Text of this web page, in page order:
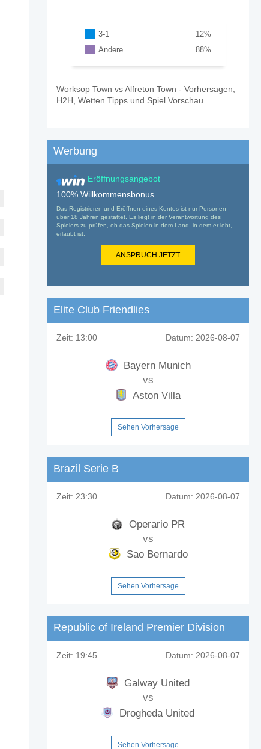
3-1 %
12
Andere
%
88
Worksop Town vs Alfreton Town - Vorhersagen,
H2H, Wetten Tipps und Spiel Vorschau
Werbung
Eröffnungsangebot
100% Willkommensbonus
Das Registrieren und Eröffnen eines Kontos ist nur Personen
über 18 Jahren gestattet. Es liegt in der Verantwortung des
Spielers zu prüfen, ob das Spielen in dem Land, in dem er lebt,
erlaubt ist.
ANSPRUCH JETZT
Elite Club Friendlies
Zeit: 13:00 Datum: 2026-08-07
Bayern Munich
vs
Aston Villa
Sehen Vorhersage
Brazil Serie B
Zeit: 23:30 Datum: 2026-08-07
Operario PR
vs
Sao Bernardo
Sehen Vorhersage
Republic of Ireland Premier Division
Zeit: 19:45 Datum: 2026-08-07
Galway United
vs
Drogheda United
Sehen Vorhersage